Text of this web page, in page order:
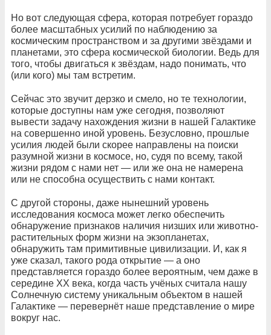
Но вот следующая сфера, которая потребует гораздо
более масштабных усилий по наблюдению за
космическим пространством и за другими звёздами и
планетами, это сфера космической биологии. Ведь для
того, чтобы двигаться к звёздам, надо понимать, что
(или кого) мы там встретим.
Сейчас это звучит дерзко и смело, но те технологии,
которые доступны нам уже сегодня, позволяют
вывести задачу нахождения жизни в нашей Галактике
на совершенно иной уровень. Безусловно, прошлые
усилия людей были скорее направлены на поиски
разумной жизни в космосе, но, судя по всему, такой
жизни рядом с нами нет — или же она не намерена
или не способна осуществить с нами контакт.
С другой стороны, даже нынешний уровень
исследования космоса может легко обеспечить
обнаружение признаков наличия низших или животно-
растительных форм жизни на экзопланетах,
обнаружить там примитивные цивилизации. И, как я
уже сказал, такого рода открытие — а оно
представляется гораздо более вероятным, чем даже в
середине ХХ века, когда часть учёных считала нашу
Солнечную систему уникальным объектом в нашей
Галактике — перевернёт наше представление о мире
вокруг нас.